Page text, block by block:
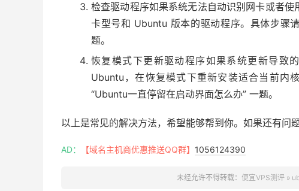
检查驱动程序如果系统无法自动识别网卡或者
卡型号和 Ubuntu 版本的驱动程序。具体步骤
题。
恢复模式下更新驱动程序如果系统更新导致
Ubuntu，在恢复模式下重新安装适合当前内
“Ubuntu一直停留在启动界面怎么办” 一题。
以上是常见的解决方法，希望能够帮到你。如果还有问
AD： 【域名主机商优惠推送QQ群】 1056124390
未经允许不得转载： 便宜VPS测评»